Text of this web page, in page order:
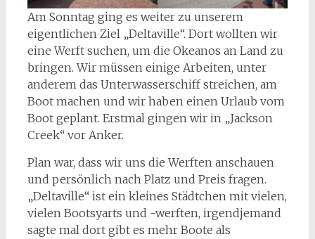
Am Sonntag ging es weiter zu unserem
eigentlichen Ziel „Deltaville“. Dort wollten wir
eine Werft suchen, um die Okeanos an Land zu
bringen. Wir müssen einige Arbeiten, unter
anderem das Unterwasserschiff streichen, am
Boot machen und wir haben einen Urlaub vom
Boot geplant. Erstmal gingen wir in „Jackson
Creek“ vor Anker.
Plan war, dass wir uns die Werften anschauen
und persönlich nach Platz und Preis fragen.
„Deltaville“ ist ein kleines Städtchen mit vielen,
vielen Bootsyarts und -werften, irgendjemand
sagte mal dort gibt es mehr Boote als